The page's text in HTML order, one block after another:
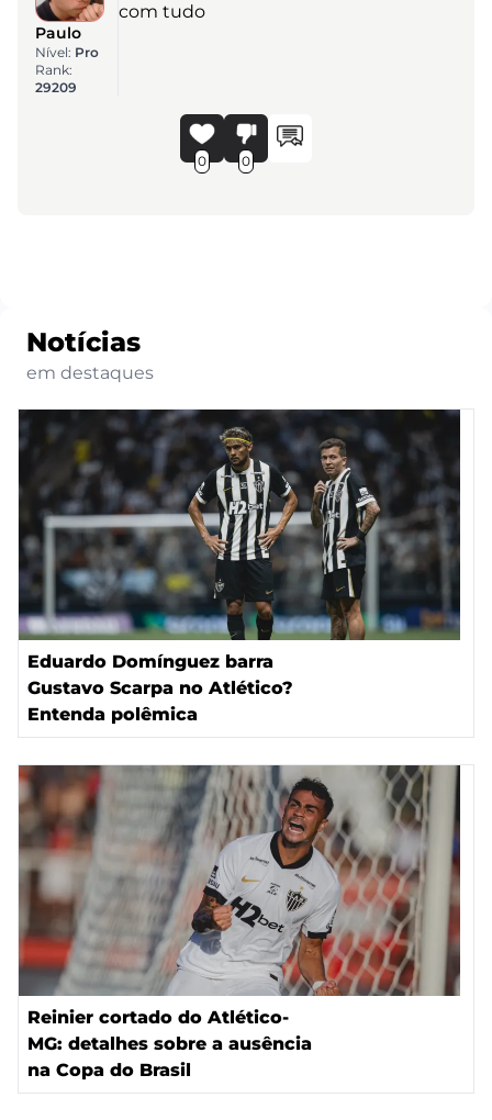
Paulo
Nível: Pro
Rank:
29209
com tudo
0 0
Notícias
em destaques
Eduardo Domínguez barra
Gustavo Scarpa no Atlético?
Entenda polêmica
Reinier cortado do Atlético-
MG: detalhes sobre a ausência
na Copa do Brasil